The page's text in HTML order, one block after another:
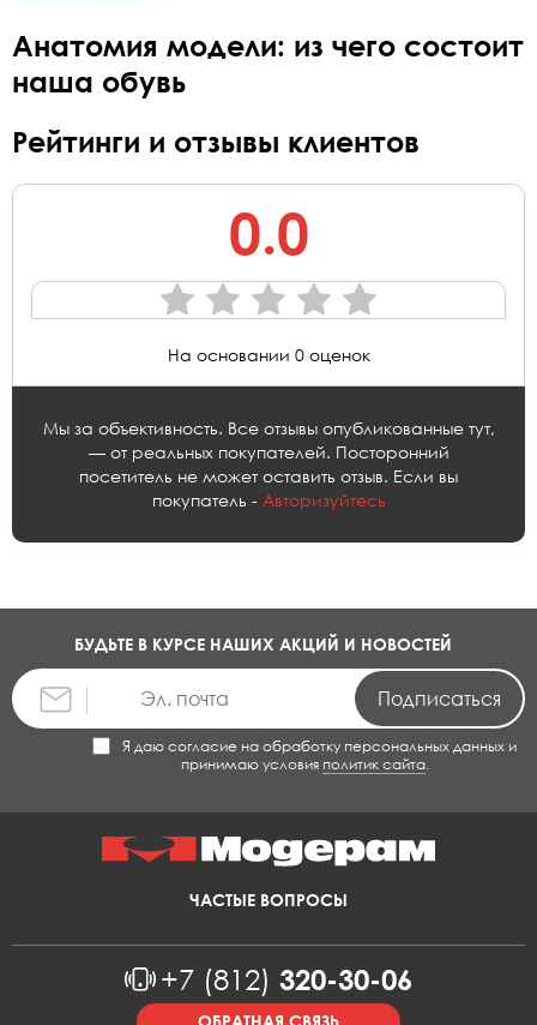
Анатомия модели: из чего состоит
наша обувь
Рейтинги и отзывы клиентов
0.0
На основании 0 оценок
Мы за объективность. Все отзывы опубликованные тут,
— от реальных покупателей. Посторонний
посетитель не может оставить отзыв. Если вы
покупатель - Авторизуйтесь
БУДЬТЕ В КУРСЕ НАШИХ АКЦИЙ И НОВОСТЕЙ
Я даю согласие на обработку персональных данных и
принимаю условия политик сайта.
ЧАСТЫЕ ВОПРОСЫ
+7 (812) 320-30-06